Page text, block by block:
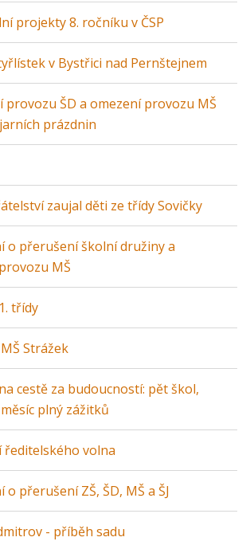
projekty 8. ročníku v ČSP
v Bystřici nad Pernštejnem
provozu ŠD a omezení provozu MŠ
prázdnin
zaujal děti ze třídy Sovičky
o přerušení školní družiny a
MŠ
třídy
Strážek
cestě za budoucností: pět škol,
plný zážitků
ředitelského volna
o přerušení ZŠ, ŠD, MŠ a ŠJ
- příběh sadu